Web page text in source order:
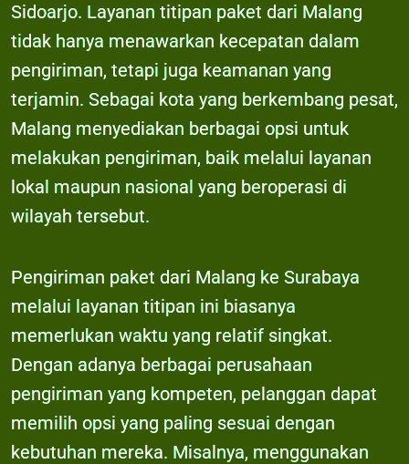
Sidoarjo. Layanan titipan paket dari Malang
tidak hanya menawarkan kecepatan dalam
pengiriman, tetapi juga keamanan yang
terjamin. Sebagai kota yang berkembang pesat,
Malang menyediakan berbagai opsi untuk
melakukan pengiriman, baik melalui layanan
lokal maupun nasional yang beroperasi di
wilayah tersebut.
Pengiriman paket dari Malang ke Surabaya
melalui layanan titipan ini biasanya
memerlukan waktu yang relatif singkat.
Dengan adanya berbagai perusahaan
pengiriman yang kompeten, pelanggan dapat
memilih opsi yang paling sesuai dengan
kebutuhan mereka. Misalnya, menggunakan